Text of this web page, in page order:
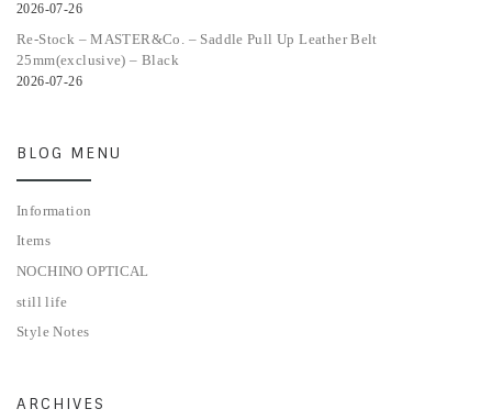
2026-07-26
Re-Stock – MASTER&Co. – Saddle Pull Up Leather Belt
25mm(exclusive) – Black
2026-07-26
BLOG MENU
Information
Items
NOCHINO OPTICAL
still life
Style Notes
ARCHIVES